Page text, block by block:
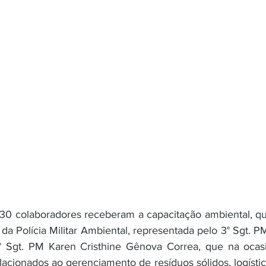
colaboradores receberam a capacitação ambiental,
Polícia Militar Ambiental, representada pelo 3° Sgt.
Sgt. PM Karen Cristhine Gênova Correa, que na
ao gerenciamento de resíduos sólidos,